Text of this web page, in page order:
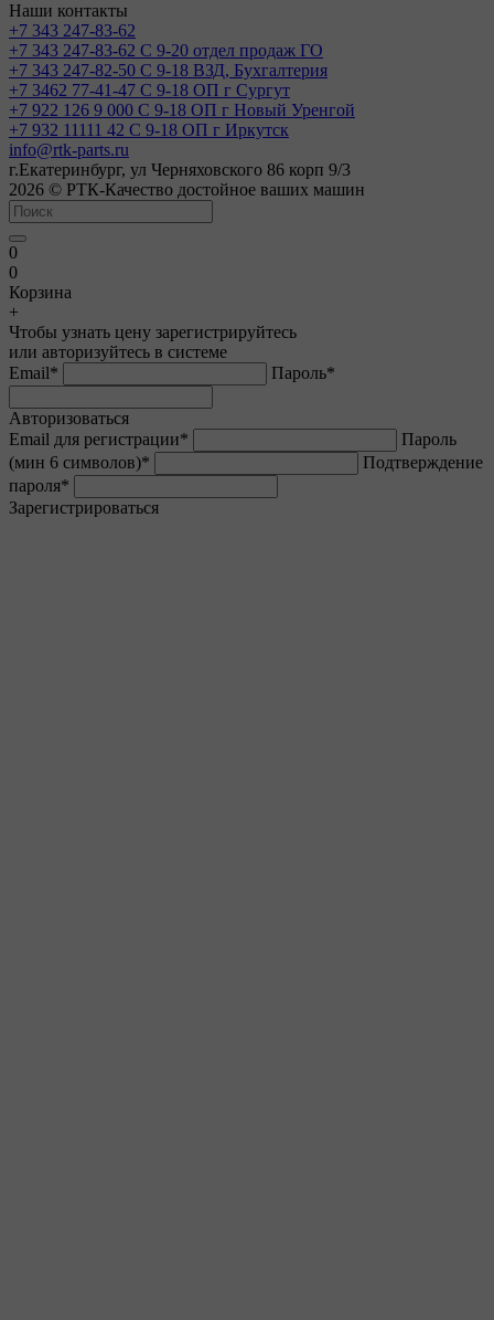
Наши контакты
+7 343 247-83-62
+7 343 247-83-62 С 9-20 отдел продаж ГО
+7 343 247-82-50 С 9-18 ВЗД, Бухгалтерия
+7 3462 77-41-47 С 9-18 ОП г Сургут
+7 922 126 9 000 С 9-18 ОП г Новый Уренгой
+7 932 11111 42 С 9-18 ОП г Иркутск
info@rtk-parts.ru
г.Екатеринбург, ул Черняховского 86 корп 9/3
2026 © РТК-Качество достойное ваших машин
0
0
Корзина
+
Чтобы узнать цену зарегистрируйтесь
или авторизуйтесь в системе
Email* Пароль*
Авторизоваться
Email для регистрации*
Пароль
(мин 6 символов)*
Подтверждение
пароля*
Зарегистрироваться